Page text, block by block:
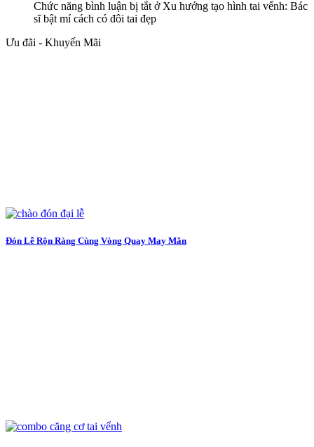
Chức năng bình luận bị tắt ở Xu hướng tạo hình tai vểnh: Bác
sĩ bật mí cách có đôi tai đẹp
Ưu đãi - Khuyến Mãi
Đón Lễ Rộn Ràng Cùng Vòng Quay May Mắn